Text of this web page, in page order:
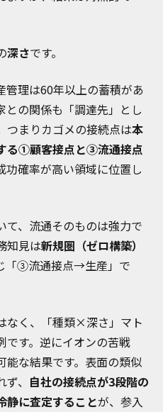
深さです。
管理は60年以上の蓄積があ
との関係も「調達先」とし
つまりカゴメの接続点は本
る①顧客接点と③流通接点
功確率が高い領域に位置し
て、流通そのものは強力で
知見は新規圏（ゼロ構築）
「③流通接点→生産」で
なく、「種類×深さ」マト
です。逆にイオンの苦戦
能な結果です。表面の類似
、 自社の接続点が3段階の
静に査定することが、参入